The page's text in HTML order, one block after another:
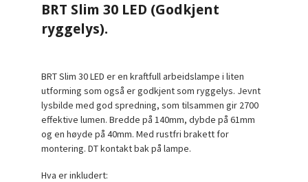
BRT Slim 30 LED (Godkjent
ryggelys).
BRT Slim 30 LED er en kraftfull arbeidslampe i liten
utforming som også er godkjent som ryggelys. Jevnt
lysbilde med god spredning, som tilsammen gir 2700
effektive lumen. Bredde på 140mm, dybde på 61mm
og en høyde på 40mm. Med rustfri brakett for
montering. DT kontakt bak på lampe.
Hva er inkludert: